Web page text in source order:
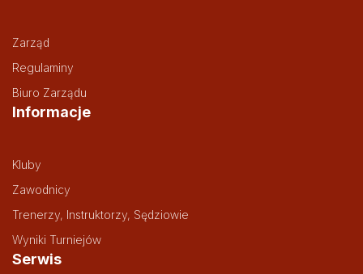
Zarząd
Regulaminy
Biuro Zarządu
Informacje
Kluby
Zawodnicy
Trenerzy, Instruktorzy, Sędziowie
Wyniki Turniejów
Serwis